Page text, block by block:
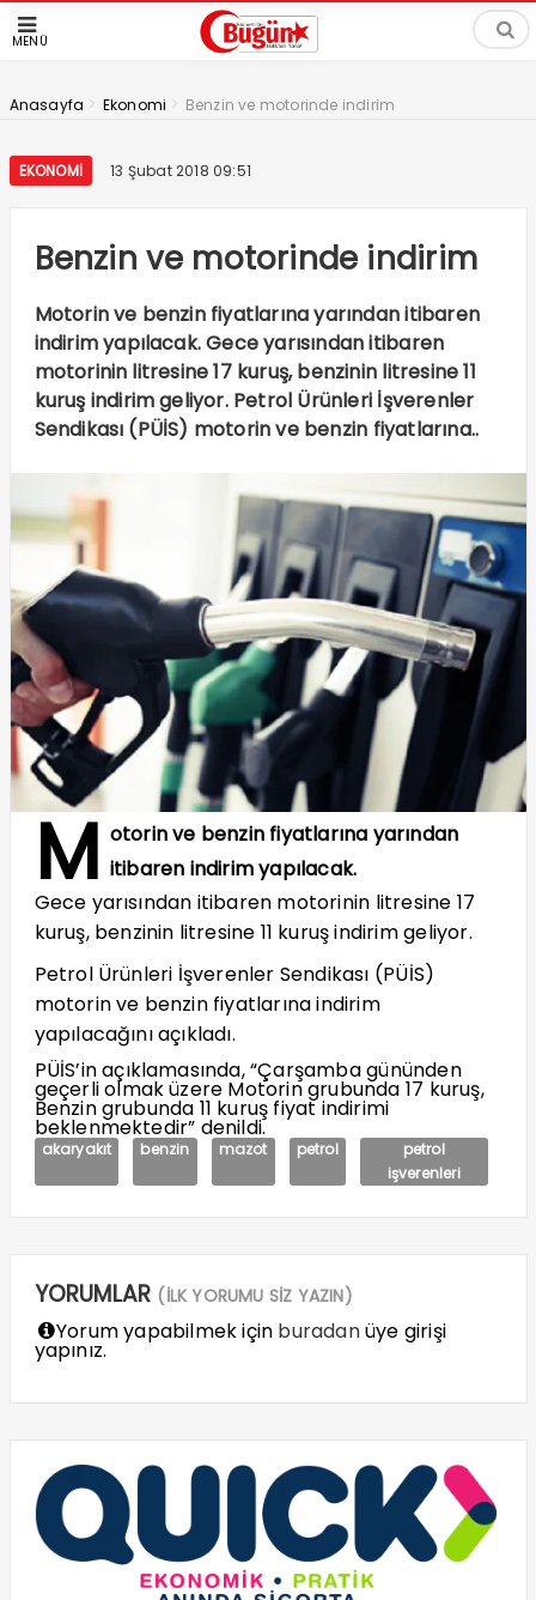
MENÜ
Anasayfa > Ekonomi > Benzin ve motorinde indirim
EKONOMI 13 Şubat 2018 09:51
Benzin ve motorinde indirim
Motorin ve benzin fiyatlarına yarından itibaren
indirim yapılacak. Gece yarısından itibaren
motorinin litresine 17 kuruş, benzinin litresine 11
kuruş indirim geliyor. Petrol Ürünleri İşverenler
Sendikası (PÜİS) motorin ve benzin fiyatlarına..
M otorin ve benzin fiyatlarına yarından
itibaren indirim yapılacak.
Gece yarısından itibaren motorinin litresine 17
kuruş, benzinin litresine 11 kuruş indirim geliyor.
Petrol Ürünleri İşverenler Sendikası (PÜİS)
motorin ve benzin fiyatlarına indirim
yapılacağını açıkladı.
PÜİS’in açıklamasında, “Çarşamba gününden
geçerli olmak üzere Motorin grubunda 17 kuruş,
Benzin grubunda 11 kuruş fiyat indirimi
beklenmektedir” denildi.
akaryakıt benzin mazot petrol
petrol
işverenleri
YORUMLAR (İLK YORUMU SİZ YAZIN)
Yorum yapabilmek için buradanüye girişi
yapınız.